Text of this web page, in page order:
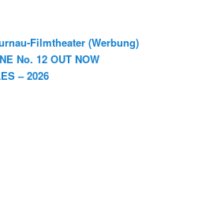
Filmtheater (Werbung)
No. 12 OUT NOW
– 2026